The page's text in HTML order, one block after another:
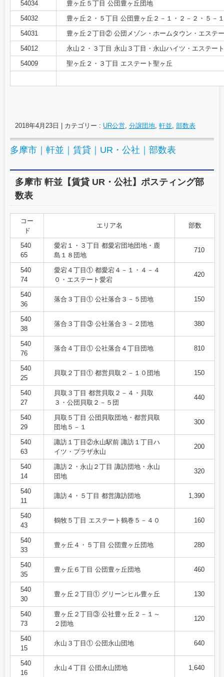
54034
豊ヶ丘５丁目 公団豊ヶ丘団地
54032
豊ヶ丘２・５丁目 公団豊ヶ丘２－１・２－２・５－
54031
豊ヶ丘２丁目② 公団メゾン・ホームタウン・エステ
54012
永山２・３丁目 永山３丁目・永山ハイツ・エステー
54009
聖ヶ丘２・３丁目 エステート聖ヶ丘
2018年4月23日 カテゴリー : UR公営, 分譲団地, 軒並, 部数表
多摩市｜軒並｜賃貸｜UR・公社｜部数表
多摩市 軒並【賃貸 UR・公社】ポスティング部
数表
コー
ド
エリア名 部数
540
65
愛宕１・３丁目 都愛宕団地団地・鹿
島１８団地
710
540
74
愛宕４丁目① 都愛宕４－１・４－４
０・エステート愛宕
420
540
36
落合３丁目① 公社落合３－５団地 150
540
38
落合３丁目③ 公社落合３－２団地 380
540
76
落合４丁目① 公社落合４丁目団地 810
540
25
貝取２丁目① 都営貝取２－１０団地 150
540
27
貝取３丁目 都営貝取２－４・貝取
３・公団貝取２－５団
440
540
29
貝取５丁目 公団貝取団地・都営貝取
団地５－１
300
540
63
諏訪１丁目②永山駅前 諏訪１丁目ハ
イツ・プラザ永山
200
540
14
諏訪２・永山２丁目 諏訪団地・永山
団地
320
540
11
諏訪４・５丁目 都営諏訪団地 1,390
540
43
鶴牧５丁目 エステート鶴巻５－４０ 160
540
33
豊ヶ丘４・５丁目 公団豊ヶ丘団地 280
540
35
豊ヶ丘６丁目 公団豊ヶ丘団地 460
540
30
豊ヶ丘２丁目① グリーンヒル豊ヶ丘 130
540
73
豊ヶ丘２丁目③ 公社豊ヶ丘２－１～
２団地
120
540
15
永山３丁目① 公団永山団地 640
540
16
永山４丁目 公団永山団地 1,640